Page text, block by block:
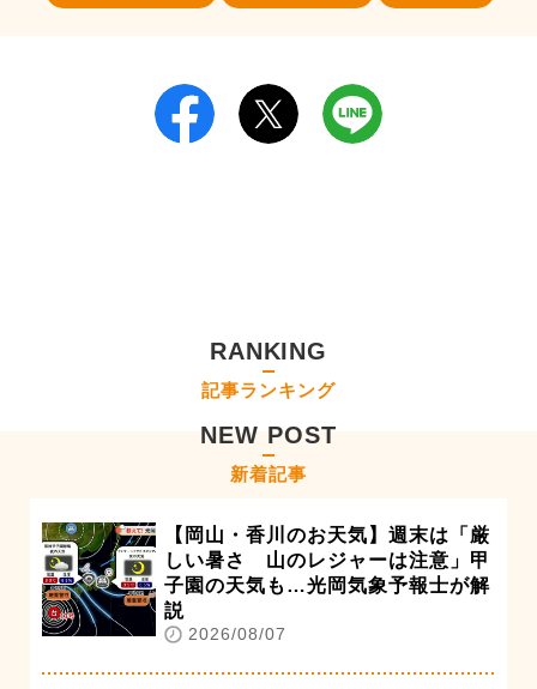
RANKING
記事ランキング
NEW POST
新着記事
【岡山・香川のお天気】週末は「厳
しい暑さ 山のレジャーは注意」甲
子園の天気も…光岡気象予報士が解
説
2026/08/07